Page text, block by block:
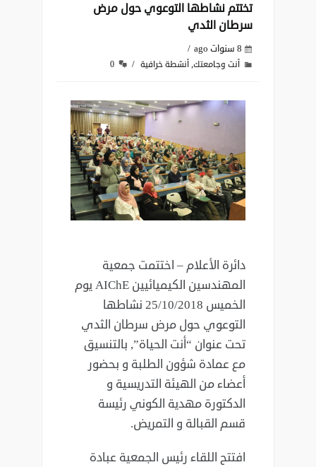
تختتم نشاطها التوعوي حول مرض
سرطان الثدي
8 سنوات ago
أنت وجامعتك, أنشطة خرافية 0
دائرة الأعلام – اختتمت جمعية
المهندسين الكيميائيين AIChE يوم
الخميس 25/10/2018 نشاطها
التوعوي حول مرض سرطان الثدي
تحت عنوان “أنت الحياة”, بالتنسيق
مع عمادة شؤون الطلبة و بحضور
أعضاء من الهيئة التدريسية و
الدكتورة مهدية الكوني رئيسة
قسم القبالة و التمريض.
افتتح اللقاء رئيس الجمعية عبادة